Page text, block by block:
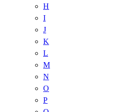
H
I
J
K
L
M
N
O
P